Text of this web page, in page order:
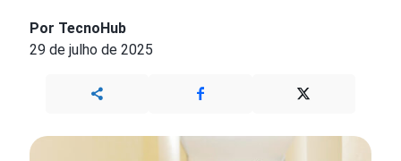
Por TecnoHub
29 de julho de 2025